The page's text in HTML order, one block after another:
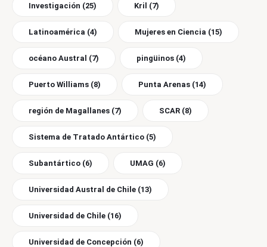
Investigación (25) Kril (7)
Latinoamérica (4) Mujeres en Ciencia (15)
océano Austral (7) pingüinos (4)
Puerto Williams (8) Punta Arenas (14)
región de Magallanes (7) SCAR (8)
Sistema de Tratado Antártico (5)
Subantártico (6) UMAG (6)
Universidad Austral de Chile (13)
Universidad de Chile (16)
Universidad de Concepción (6)